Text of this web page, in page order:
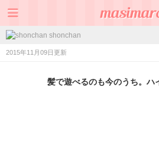
shonchan
2015年11月09日更新
髪で遊べるのも今のうち。ハ